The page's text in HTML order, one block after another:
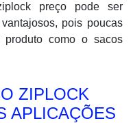
preço pode ser
pois poucas
produto como o sacos
ZIPLOCK
APLICAÇÕES